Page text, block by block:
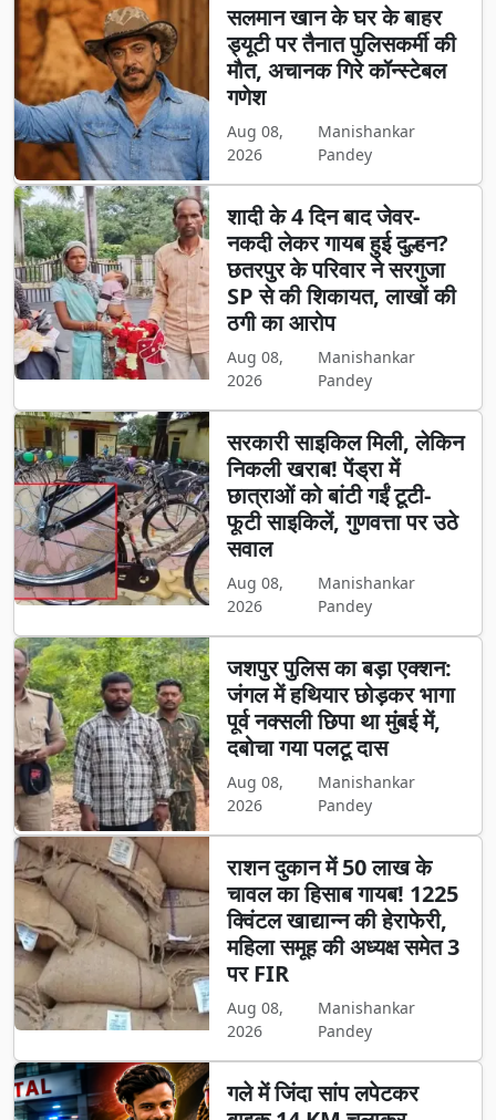
सलमान खान के घर के बाहर
ड्यूटी पर तैनात पुलिसकर्मी की
मौत, अचानक गिरे कॉन्स्टेबल
गणेश
Aug 08,
2026
Manishankar
Pandey
शादी के 4 दिन बाद जेवर-
नकदी लेकर गायब हुई दुल्हन?
छतरपुर के परिवार ने सरगुजा
SP से की शिकायत, लाखों की
ठगी का आरोप
Aug 08,
2026
Manishankar
Pandey
सरकारी साइकिल मिली, लेकिन
निकली खराब! पेंड्रा में
छात्राओं को बांटी गईं टूटी-
फूटी साइकिलें, गुणवत्ता पर उठे
सवाल
Aug 08,
2026
Manishankar
Pandey
जशपुर पुलिस का बड़ा एक्शन:
जंगल में हथियार छोड़कर भागा
पूर्व नक्सली छिपा था मुंबई में,
दबोचा गया पलटू दास
Aug 08,
2026
Manishankar
Pandey
राशन दुकान में 50 लाख के
चावल का हिसाब गायब! 1225
क्विंटल खाद्यान्न की हेराफेरी,
महिला समूह की अध्यक्ष समेत 3
पर FIR
Aug 08,
2026
Manishankar
Pandey
गले में जिंदा सांप लपेटकर